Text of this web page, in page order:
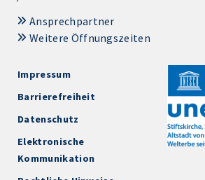
Ansprechpartner
Weitere Öffnungszeiten
Impressum
Barrierefreiheit
Datenschutz
Elektronische
Kommunikation